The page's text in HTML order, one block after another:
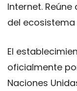
Internet.
​​del
El
oficialmente
Naciones